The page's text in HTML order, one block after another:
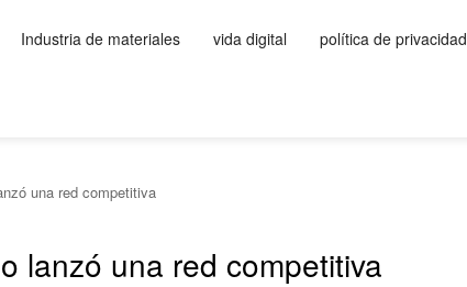
Industria de materiales vida digital política de privacidad
una red competitiva
lanzó una red competitiva